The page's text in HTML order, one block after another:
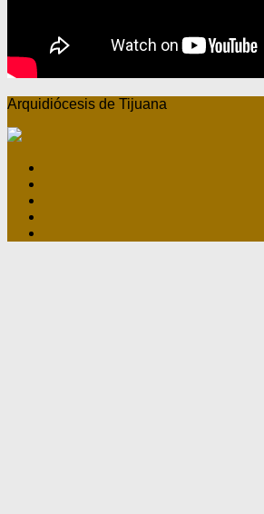
Arquidiócesis de Tijuana